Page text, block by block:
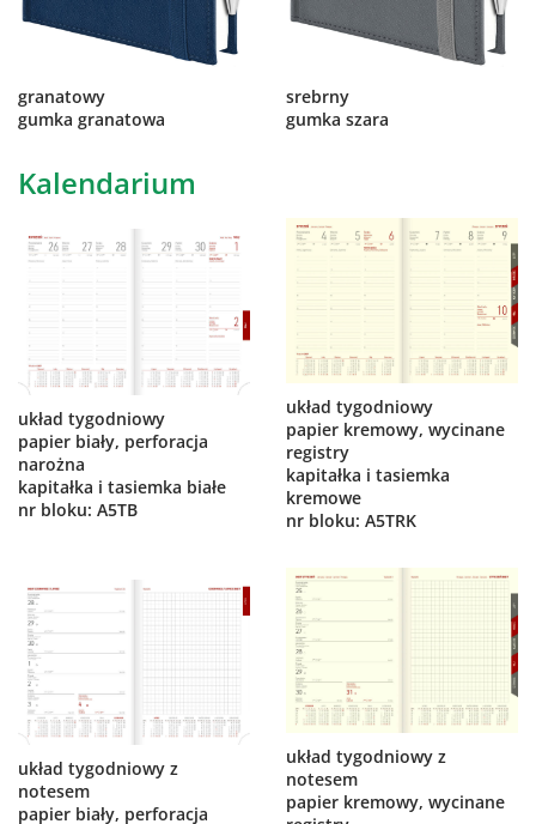
granatowy
gumka granatowa
srebrny
gumka szara
Kalendarium
układ tygodniowy
papier biały, perforacja
narożna
kapitałka i tasiemka białe
nr bloku: A5TB
układ tygodniowy
papier kremowy, wycinane
registry
kapitałka i tasiemka
kremowe
nr bloku: A5TRK
układ tygodniowy z
notesem
papier biały, perforacja
układ tygodniowy z
notesem
papier kremowy, wycinane